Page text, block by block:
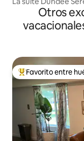
histórico de Dundee
Otros
De los mejores en
Favorito entre